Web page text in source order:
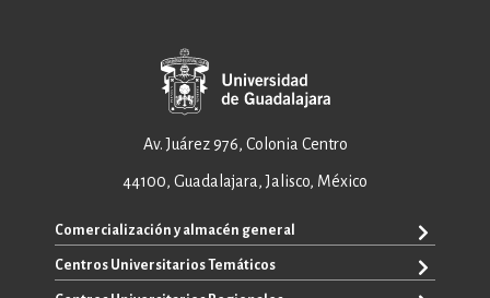
Av. Juárez 976, Colonia Centro
44100, Guadalajara, Jalisco, México
Comercialización y almacén general
+52 33 3640 6326
Centros Universitarios Temáticos